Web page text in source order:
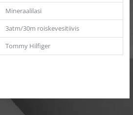
Mineraalilasi
3atm/30m roiskevesitiivis
Tommy Hilfiger